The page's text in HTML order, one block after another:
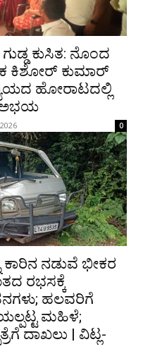
ಕುಸಿತ: ನೊಂದ
ಕಿಶೋರ್ ಕುಮಾರ್
ಹೋರಾಟದಲ್ಲಿ
ಅಭಯ
0
ನಡುವೆ ಭೀಕರ
ರಭಸಕ್ಕೆ
ಹಲವರಿಗೆ
ಮಹಿಳೆ;
ದಾಖಲು | ವಿಟ್ಲ-